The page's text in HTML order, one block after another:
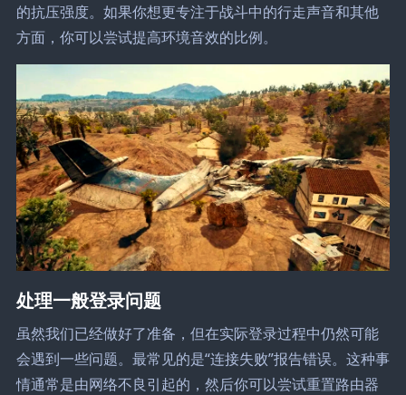
的抗压强度。如果你想更专注于战斗中的行走声音和其他
方面，你可以尝试提高环境音效的比例。
处理一般登录问题
虽然我们已经做好了准备，但在实际登录过程中仍然可能
会遇到一些问题。最常见的是“连接失败”报告错误。这种事
情通常是由网络不良引起的，然后你可以尝试重置路由器